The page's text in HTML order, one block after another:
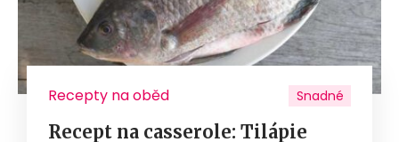
Recepty na oběd Snadné
Recept na casserole: Tilápie